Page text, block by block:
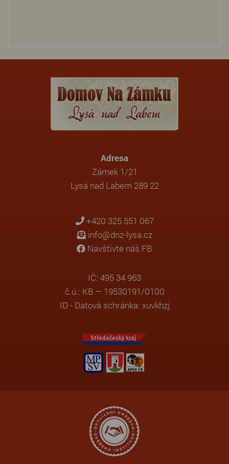
Adresa
Zámek 1/21
Lysá nad Labem 289 22
+420 325 551 067
info@dnz-lysa.cz
Navštivte náš FB
IČ: 495 34 963
č.ú.: KB – 19530191/0100
ID - Datová schránka: xuvkhzj